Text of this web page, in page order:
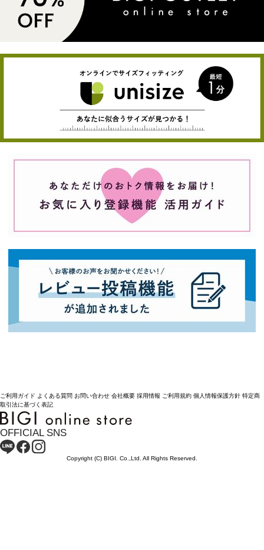
ご利用ガイド よくある質問 お問い合わせ 会社概要 採用情報 ご利用規約 個人情報保護方針 特定商
取引法に基づく表記
OFFICIAL SNS
Copyright (C) BIGI. Co.,Ltd. All Rights Reserved.